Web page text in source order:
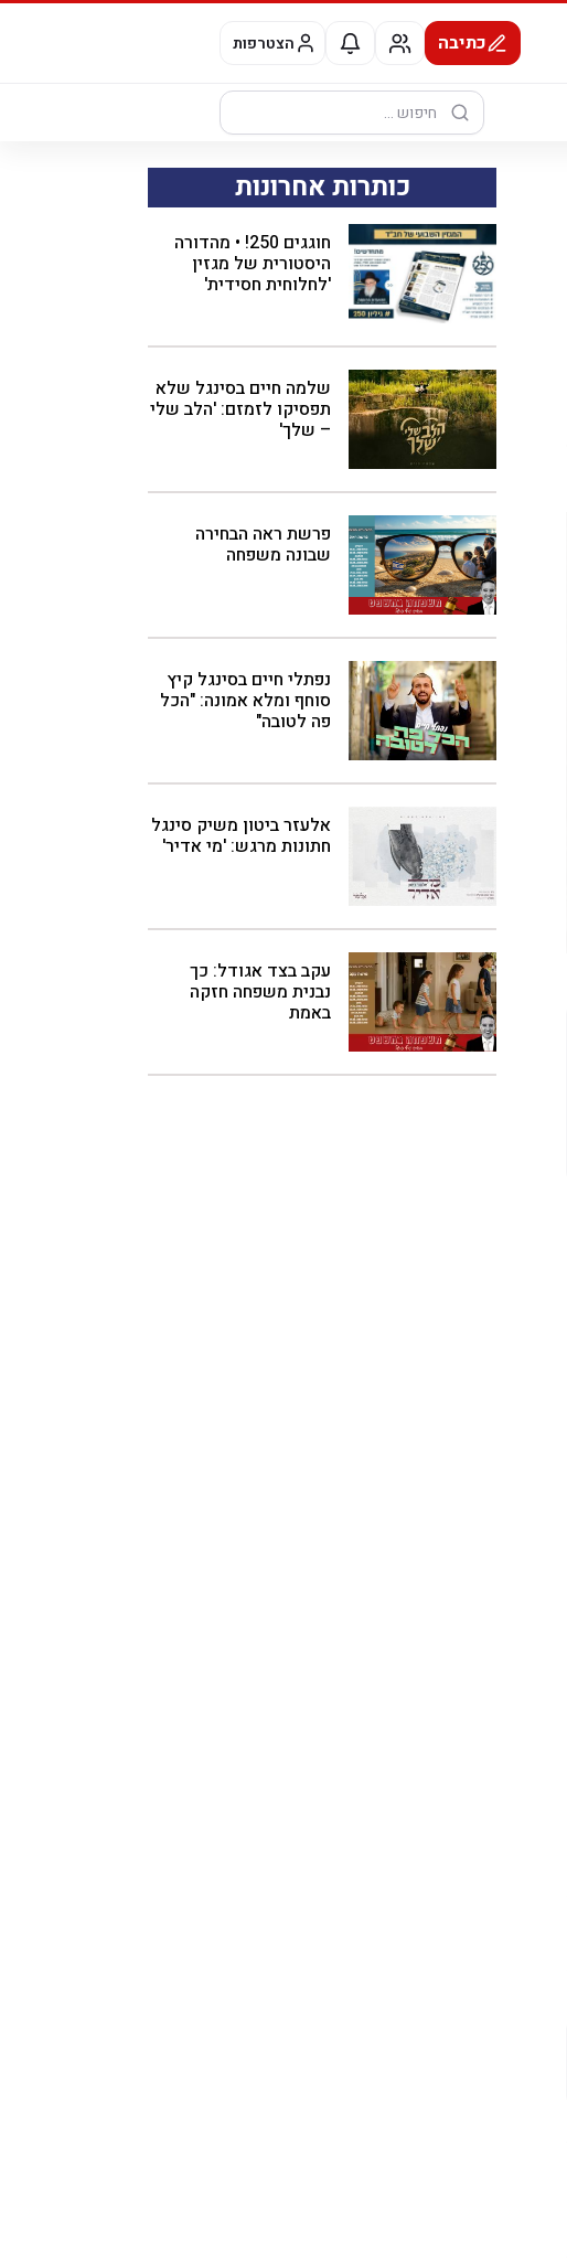
כתיבה הצטרפות
חיפוש:
כותרות אחרונות
חוגגים 250! • מהדורה
היסטורית של מגזין
'לחלוחית חסידית'
שלמה חיים בסינגל שלא
תפסיקו לזמזם: 'הלב שלי
– שלך'
פרשת ראה הבחירה
שבונה משפחה
נפתלי חיים בסינגל קיץ
סוחף ומלא אמונה: "הכל
פה לטובה"
אלעזר ביטון משיק סינגל
חתונות מרגש: 'מי אדיר'
עקב בצד אגודל: כך
נבנית משפחה חזקה
באמת